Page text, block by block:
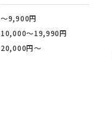
～9,900円
10,000～19,990円
20,000円～